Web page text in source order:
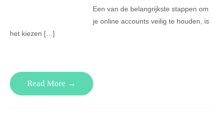
Een van de belangrijkste stappen om
je online accounts veilig te houden, is
het kiezen […]
Read More →